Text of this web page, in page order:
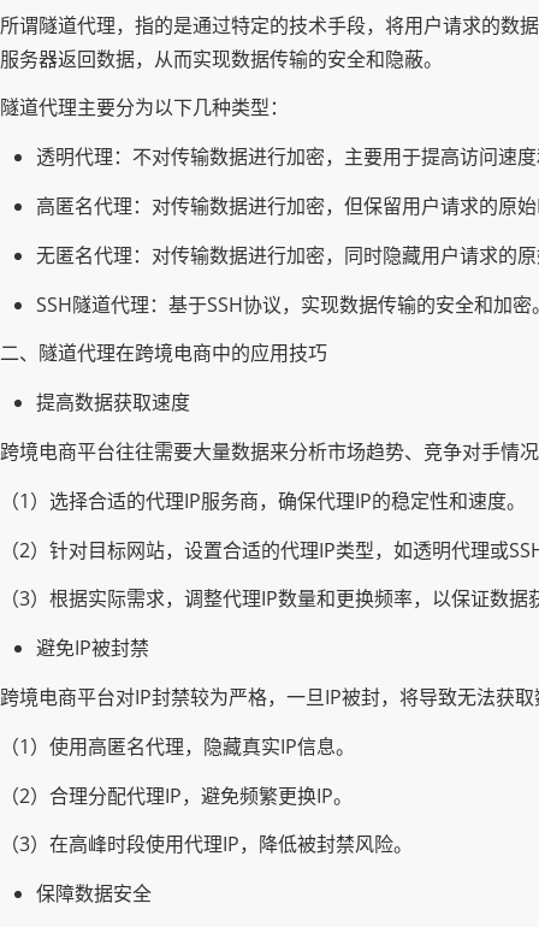
所谓隧道代理，指的是通过特定的技术手段，将用户请求的数
服务器返回数据，从而实现数据传输的安全和隐蔽。
隧道代理主要分为以下几种类型：
透明代理：不对传输数据进行加密，主要用于提高访问速
高匿名代理：对传输数据进行加密，但保留用户请求的原
无匿名代理：对传输数据进行加密，同时隐藏用户请求的
SSH隧道代理：基于SSH协议，实现数据传输的安全和加密
二、隧道代理在跨境电商中的应用技巧
提高数据获取速度
跨境电商平台往往需要大量数据来分析市场趋势、竞争对手情
（1）选择合适的代理IP服务商，确保代理IP的稳定性和速度。
（2）针对目标网站，设置合适的代理IP类型，如透明代理或
（3）根据实际需求，调整代理IP数量和更换频率，以保证数据
避免IP被封禁
跨境电商平台对IP封禁较为严格，一旦IP被封，将导致无法获
（1）使用高匿名代理，隐藏真实IP信息。
（2）合理分配代理IP，避免频繁更换IP。
（3）在高峰时段使用代理IP，降低被封禁风险。
保障数据安全